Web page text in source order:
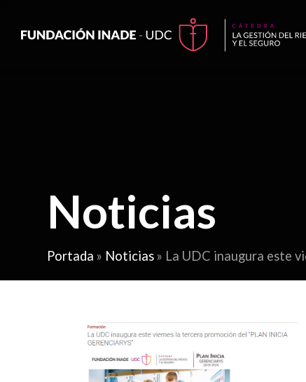
Noticias
Portada » Noticias » La UDC inaugura este